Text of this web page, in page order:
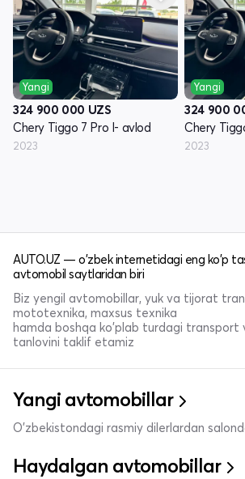
Yangi
324 900 000 UZS
Chery Tiggo 7 Pro I- avlod
2023
Yangi
324 900
Chery
2023
AUTO.UZ — o'zbek internetidagi eng ko'p
avtomobil saytlaridan biri
Biz yengil avtomobillar, yuk va tijorat
mototexnika, maxsus texnika
hamda boshqa ko'plab turdagi transport
tanlovini taklif etamiz
Yangi avtomobillar
O'zbekistondagi rasmiy dilerlardan
Haydalgan avtomobillar